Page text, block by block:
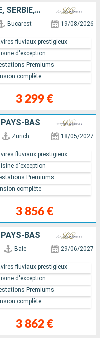
ROUMANIE, BULGARIE, UKRAINE, SERBIE, HONGRIE, SLOVAQUIE, AUTRICHE
Bucarest 19/08/2026
3 299 €
fluviaux prestigieux
d'exception
Premiums
complète
BAS
Zurich 18/05/2027
3 856 €
fluviaux prestigieux
d'exception
Premiums
complète
BAS
Bale 29/06/2027
3 862 €
fluviaux prestigieux
d'exception
Premiums
complète